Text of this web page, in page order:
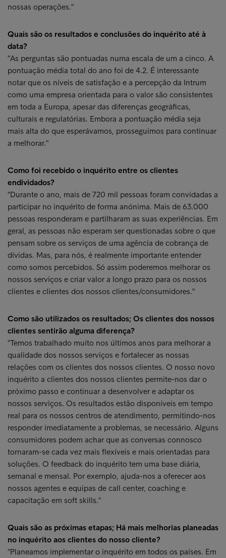
nossas operações."
Quais são os resultados e conclusões do inquérito até à
data?
"As perguntas são pontuadas numa escala de um a cinco. A
pontuação média total do ano foi de 4.2. É interessante
notar que os níveis de satisfação e a percepção da Intrum
como uma empresa orientada para o valor são consistentes
em toda a Europa, apesar das diferenças geográficas,
culturais e regulatórias. Embora a pontuação média seja
mais alta do que esperávamos, prosseguimos para continuar
a melhorar."
Como foi recebido o inquérito entre os clientes
endividados?
"Durante o ano, mais de 720 mil pessoas foram convidadas a
participar no inquérito de forma anónima. Mais de 63.000
pessoas responderam e partilharam as suas experiências. Em
geral, as pessoas não esperam ser questionadas sobre o que
pensam sobre os serviços de uma agência de cobrança de
dívidas. Mas, para nós, é realmente importante entender
como somos percebidos. Só assim poderemos melhorar os
nossos serviços e criar valor a longo prazo para os nossos
clientes e clientes dos nossos clientes/consumidores."
Como são utilizados os resultados; Os clientes dos nossos
clientes sentirão alguma diferença?
"Temos trabalhado muito nos últimos anos para melhorar a
qualidade dos nossos serviços e fortalecer as nossas
relações com os clientes dos nossos clientes. O nosso novo
inquérito a clientes dos nossos clientes permite-nos dar o
próximo passo e continuar a desenvolver e adaptar os
nossos serviços. Os resultados estão disponíveis em tempo
real para os nossos centros de atendimento, permitindo-nos
responder imediatamente a problemas, se necessário. Alguns
consumidores podem achar que as conversas connosco
tornaram-se cada vez mais flexíveis e mais orientadas para
soluções. O feedback do inquérito tem uma base diária,
semanal e mensal. Por exemplo, ajuda-nos a oferecer aos
nossos agentes e equipas de call center, coaching e
capacitação em soft skills."
Quais são as próximas etapas; Há mais melhorias planeadas
no inquérito aos clientes do nosso cliente?
"Planeamos implementar o inquérito em todos os países. Em